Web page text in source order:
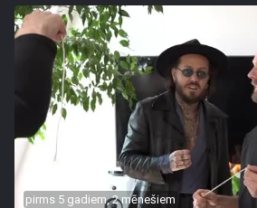
pirms 5 gadiem, 2 mēnešiem